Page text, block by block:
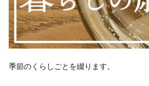
季節のくらしごとを綴ります。